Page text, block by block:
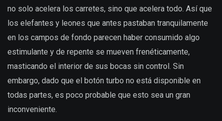
no solo acelera los carretes, sino que acelera todo. Así que
los elefantes y leones que antes pastaban tranquilamente
en los campos de fondo parecen haber consumido algo
estimulante y de repente se mueven frenéticamente,
masticando el interior de sus bocas sin control. Sin
embargo, dado que el botón turbo no está disponible en
todas partes, es poco probable que esto sea un gran
inconveniente.